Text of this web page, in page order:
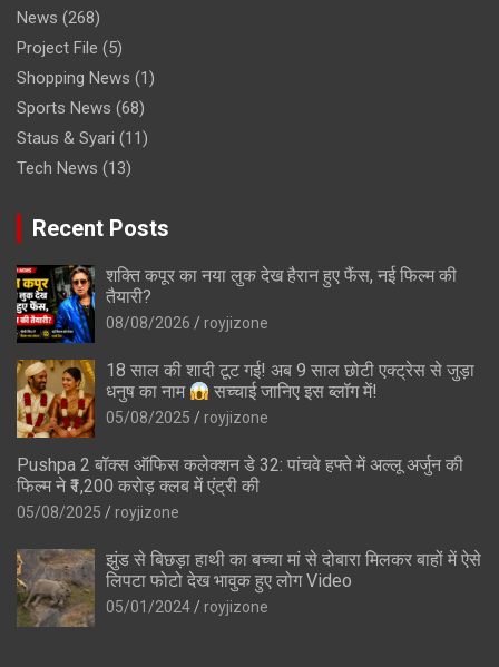
News (268)
Project File (5)
Shopping News (1)
Sports News (68)
Staus & Syari (11)
Tech News (13)
Recent Posts
शक्ति कपूर का नया लुक देख हैरान हुए फैंस, नई फिल्म की
तैयारी?
08/08/2026 royjizone
18 साल की शादी टूट गई! अब 9 साल छोटी एक्ट्रेस से जुड़ा
धनुष का नाम
सच्चाई जानिए इस ब्लॉग में!
05/08/2025 royjizone
Pushpa 2 बॉक्स ऑफिस कलेक्शन डे 32: पांचवे हफ्ते में अल्लू अर्जुन की
फिल्म ने ₹1,200 करोड़ क्लब में एंट्री की
05/08/2025 royjizone
झुंड से बिछड़ा हाथी का बच्चा मां से दोबारा मिलकर बाहों में ऐसे
लिपटा फोटो देख भावुक हुए लोग Video
05/01/2024 royjizone